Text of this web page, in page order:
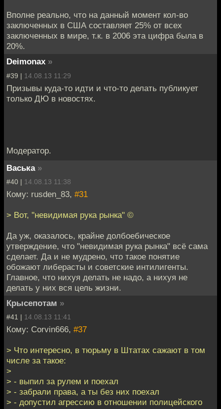
Вполне реально, что на данный момент кол-во
заключенных в США составляет 25% от всех
заключенных в мире, т.к. в 2006 эта цифра была в
20%.
Deimonax »
#39 | 14.08.13 11:29
Призывы куда-то идти и что-то делать публикует
только ДЮ в новостях.
Модератор.
Васька »
#40 | 14.08.13 11:38
Кому: rusden_83, #31
> Вот, "невидимая рука рынка" ©
Да уж, оказалось, крайне долбоебическое
утверждение, что "невидимая рука рынка" всё сама
сделает. Да и не мудрено, что такое понятие
обожают либерасты и советские интилигенты.
Главное, что нихуя делать не надо, а нихуя не
делать у них вся цель жизни.
Крысепотам »
#41 | 14.08.13 11:41
Кому: Corvin666, #37
> Что интересно, в тюрьму в Штатах сажают в том
числе за такое:
>
> - выпил за рулем и поехал
> - забрали права, а ты без них поехал
> - допустил агрессию в отношении полицейского